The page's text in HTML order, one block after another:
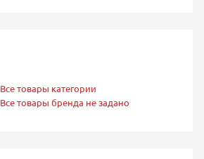
Все товары категории
Все товары бренда не задано